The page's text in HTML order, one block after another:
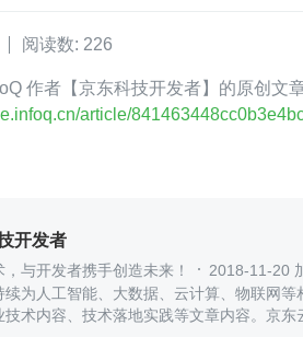
阅读数: 226
作者【京东科技开发者】的原创文章
article/
开发者
与开发者携手创造未来！
2018-11-20
续为人工智能、大数据、云计算、物联网
技术内容、技术落地实践等文章内容。京东